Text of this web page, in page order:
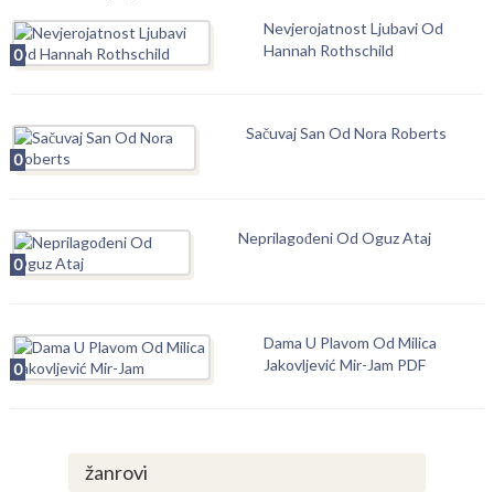
0
Nevjerojatnost Ljubavi Od
Hannah Rothschild
0
Sačuvaj San Od Nora Roberts
0
Neprilagođeni Od Oguz Ataj
0
Dama U Plavom Od Milica
Jakovljević Mir-Jam PDF
žanrovi